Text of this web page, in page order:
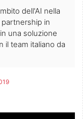
dell'AI nella
in
una soluzione
il team italiano da